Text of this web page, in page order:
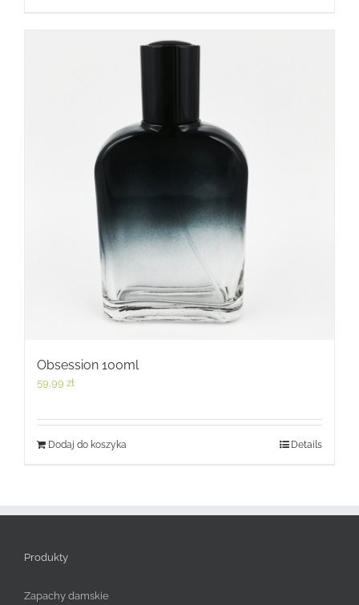
Obsession 100ml
59,99 zł
Dodaj do koszyka Details
Produkty
Zapachy damskie